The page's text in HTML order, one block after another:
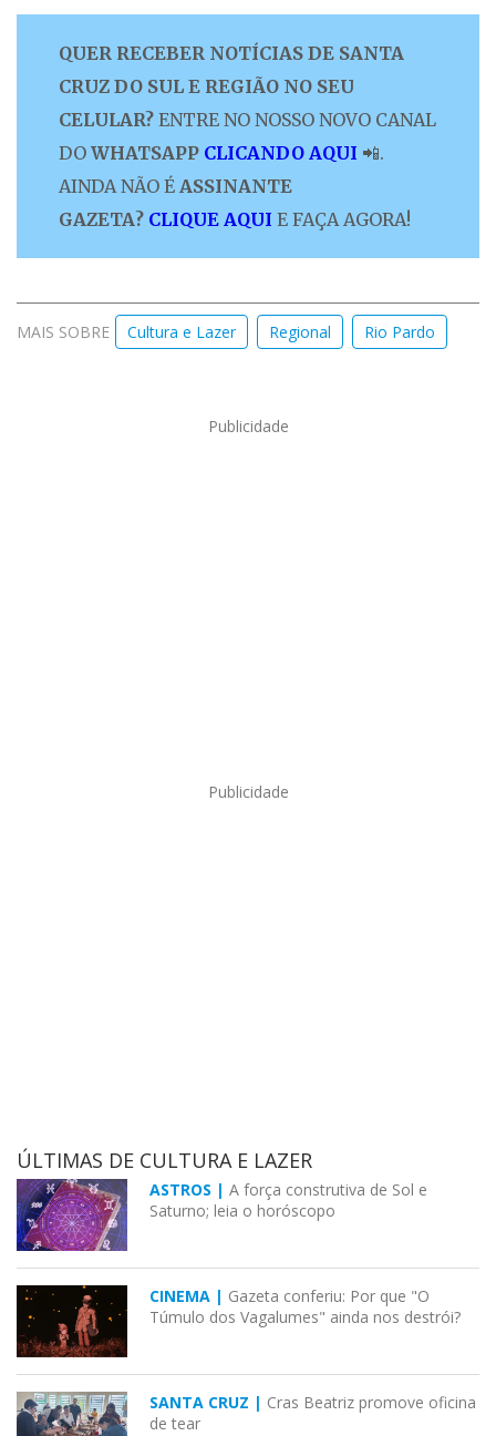
QUER RECEBER NOTÍCIAS DE SANTA
CRUZ DO SUL E REGIÃO NO SEU
CELULAR? ENTRE NO NOSSO NOVO CANAL
DO WHATSAPP CLICANDO AQUI 📲.
AINDA NÃO É ASSINANTE
GAZETA? CLIQUE AQUI E FAÇA AGORA!
MAIS SOBRE Cultura e Lazer Regional Rio Pardo
Publicidade
Publicidade
ÚLTIMAS DE CULTURA E LAZER
ASTROS | A força construtiva de Sol e
Saturno; leia o horóscopo
CINEMA | Gazeta conferiu: Por que "O
Túmulo dos Vagalumes" ainda nos destrói?
SANTA CRUZ | Cras Beatriz promove oficina
de tear